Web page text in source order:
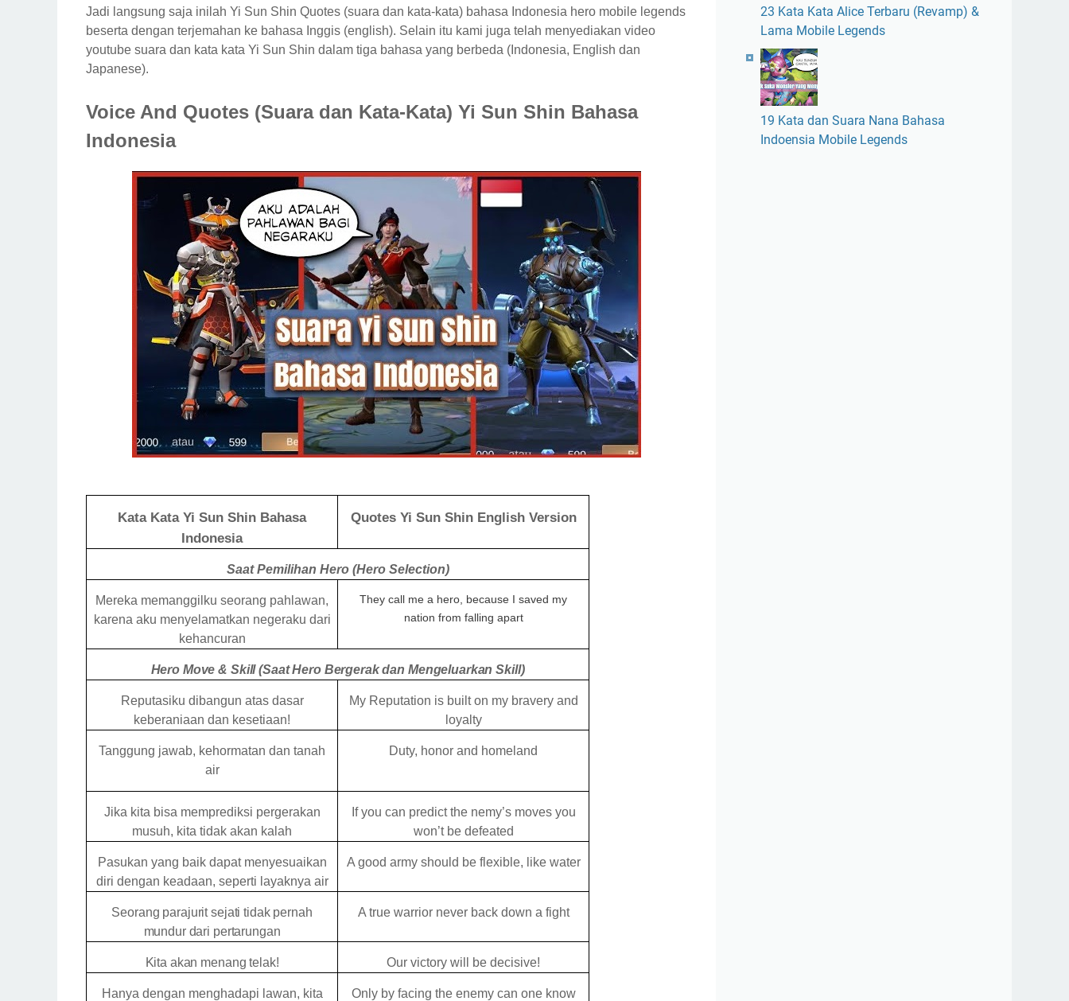
Jadi langsung saja inilah Yi Sun Shin Quotes (suara dan kata-kata) bahasa Indonesia hero mobile legends
beserta dengan terjemahan ke bahasa Inggis (english). Selain itu kami juga telah menyediakan video
youtube suara dan kata kata Yi Sun Shin dalam tiga bahasa yang berbeda (Indonesia, English dan
Japanese).
Voice And Quotes (Suara dan Kata-Kata) Yi Sun Shin Bahasa
Indonesia
Kata Kata Yi Sun Shin Bahasa
Indonesia
Quotes Yi Sun Shin English Version
Saat Pemilihan Hero (Hero Selection)
Mereka memanggilku seorang pahlawan,
karena aku menyelamatkan negeraku dari
kehancuran
They call me a hero, because I saved my
nation from falling apart
Hero Move & Skill (Saat Hero Bergerak dan Mengeluarkan Skill)
Reputasiku dibangun atas dasar
keberaniaan dan kesetiaan!
My Reputation is built on my bravery and
loyalty
Tanggung jawab, kehormatan dan tanah
air
Duty, honor and homeland
Jika kita bisa memprediksi pergerakan
musuh, kita tidak akan kalah
If you can predict the nemy’s moves you
won’t be defeated
Pasukan yang baik dapat menyesuaikan
diri dengan keadaan, seperti layaknya air
A good army should be flexible, like water
Seorang parajurit sejati tidak pernah
mundur dari pertarungan
A true warrior never back down a fight
Kita akan menang telak! Our victory will be decisive!
Hanya dengan menghadapi lawan, kita
Only by facing the enemy can one know
23 Kata Kata Alice Terbaru (Revamp) &
Lama Mobile Legends
19 Kata dan Suara Nana Bahasa
Indoensia Mobile Legends